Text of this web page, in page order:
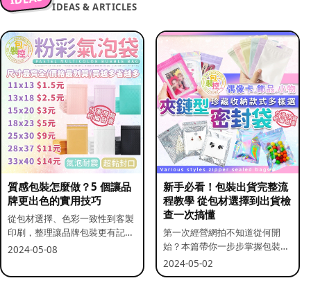
IDEAS & ARTICLES
質感包裝怎麼做？5 個讓品
牌更出色的實用技巧
從包材選擇、色彩一致性到客製
印刷，整理讓品牌包裝更有記憶
點的實用做法。
2024-05-08
新手必看！包裝出貨完整流
程教學 從包材選擇到出貨檢
查一次搞懂
第一次經營網拍不知道從何開
始？本篇帶你一步步掌握包裝流
程與出貨前檢查重點。
2024-05-02